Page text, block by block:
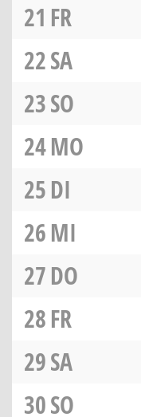
21 FR
22SA
23SO
24MO
25DI
26MI
27DO
28FR
29SA
30SO